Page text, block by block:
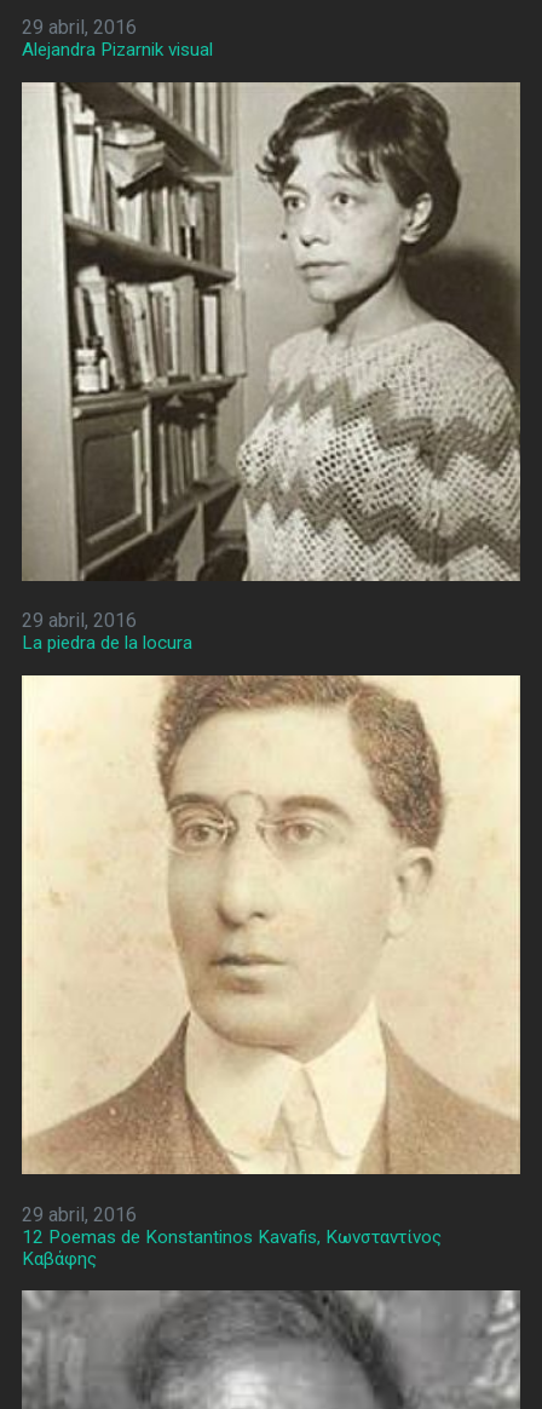
29 abril, 2016
Alejandra Pizarnik visual
29 abril, 2016
La piedra de la locura
29 abril, 2016
12 Poemas de Konstantinos Kavafis, Κωνσταντίνος
Καβάφης